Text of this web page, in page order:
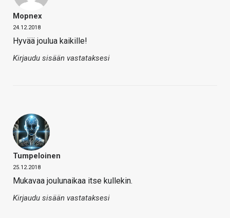
Mopnex
24.12.2018
Hyvää joulua kaikille!
Kirjaudu sisään vastataksesi
Tumpeloinen
25.12.2018
Mukavaa joulunaikaa itse kullekin.
Kirjaudu sisään vastataksesi